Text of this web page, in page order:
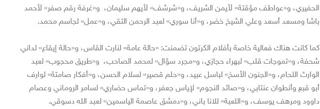
الحفيري، و«عواطف مؤقتة» لأيمن الشريف، و«شرشف» لأيهم سليمان، و«غرفة رقم صفر» لأحمد
باشا ومسعد أسعد وعلي الشيخ خضر، و«أنا سوري» لعبد الرحمن التقي، و«عمل» لجاسم محمد.
كما كانت هناك فعالية خاصة بأفلام الكرتون تضمنت: «حالة عامة» لنارت القاس، و«حالة إيقاع» لداني
شحفة، و«تموجات قلب» لبهراء حجازي، و«مجرد سؤال» لمحمد الصاحب، و«طريق محجوب» لعبد
الوارث اللحام، و«الجنون الأسخ» لباسل عبيد، و«حلم قصير» لسلام الحسن، و«أفكار صامتة» لوارف
أبو قبع وأنطوان عنتابي، و«صائد النجوم» لإياس جعفر، و«تماس حضاري» لسامر الروماني وعصام
داوود ومرهف يوسف، و«اللعبة» للانا باني، و«دمشق عاصمة الياسمين» لعبد الله دسوقي.